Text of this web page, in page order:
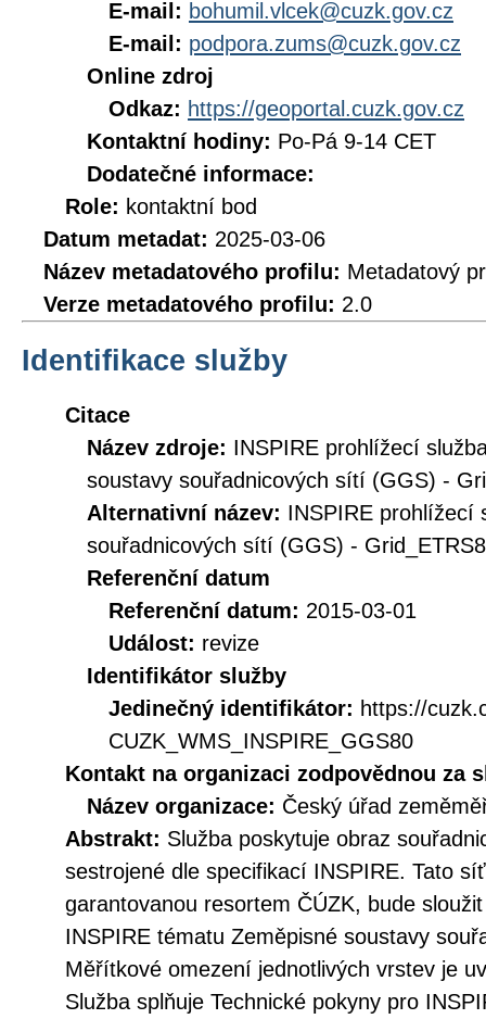
E-mail: bohumil.vlcek@cuzk.gov.cz
E-mail: podpora.zums@cuzk.gov.cz
Online zdroj
Odkaz: https://geoportal.cuzk.gov.cz
Kontaktní hodiny: Po-Pá 9-14 CET
Dodatečné informace:
Role: kontaktní bod
Datum metadat: 2025-03-06
Název metadatového profilu: Metadatový
Verze metadatového profilu: 2.0
Identifikace služby
Citace
Název zdroje: INSPIRE prohlížecí
soustavy souřadnicových sítí (GGS) -
Alternativní název: INSPIRE prohlížecí
souřadnicových sítí (GGS) -
Referenční datum
Referenční datum: 2015-03-01
Událost: revize
Identifikátor služby
Jedinečný identifikátor: https://
CUZK_WMS_INSPIRE_GGS80
Kontakt na organizaci zodpovědnou za
Název organizace: Český úřad
Abstrakt: Služba poskytuje obraz
sestrojené dle specifikací INSPIRE. Tato
garantovanou resortem ČÚZK, bude
INSPIRE tématu Zeměpisné soustavy
Měřítkové omezení jednotlivých vrstev je
Služba splňuje Technické pokyny pro